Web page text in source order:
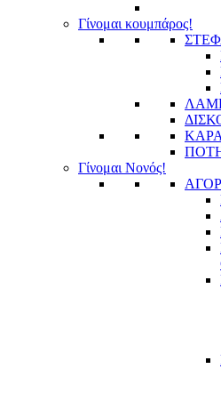
Γίνομαι κουμπάρος!
Γίνομαι Νονός!